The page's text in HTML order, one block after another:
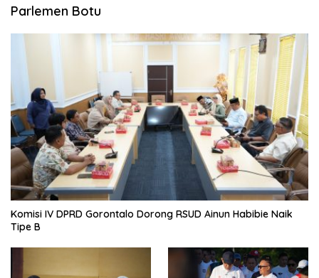
Parlemen Botu
Komisi IV DPRD Gorontalo Dorong RSUD Ainun Habibie Naik
Tipe B